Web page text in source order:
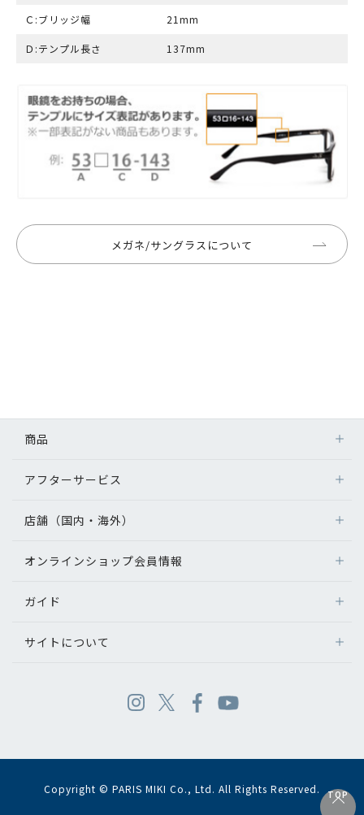
Ｃ:ブリッジ幅 21mm
Ｄ:テンプル長さ 137mm
メガネ/サングラスについて
TOP
商品
アフターサービス
店舗（国内・海外）
オンラインショップ会員情報
ガイド
サイトについて
Copyright © PARIS MIKI Co., Ltd. All Rights Reserved.